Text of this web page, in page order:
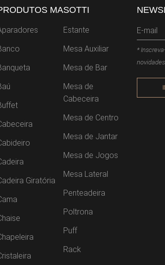
MASOTTI
Giratória
Estante
Mesa Auxiliar
Mesa de Bar
Mesa de
Cabeceira
Mesa de Centro
Mesa de Jantar
Mesa de Jogos
Mesa Lateral
Penteadeira
Poltrona
Puff
Rack
*